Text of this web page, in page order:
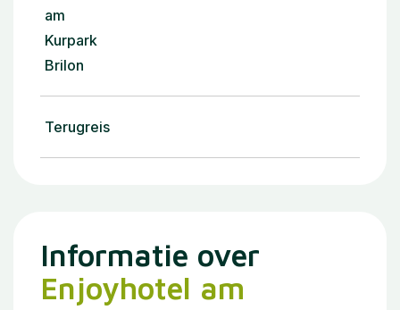
am
Kurpark
Brilon
Terugreis
Informatie over
Enjoyhotel am